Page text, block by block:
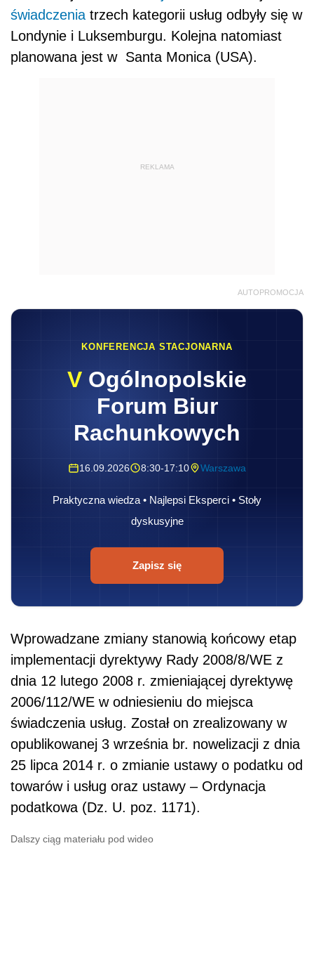
świadczenia trzech kategorii usług odbyły się w
Londynie i Luksemburgu. Kolejna natomiast
planowana jest w Santa Monica (USA).
REKLAMA
AUTOPROMOCJA
KONFERENCJA STACJONARNA
V Ogólnopolskie
Forum Biur
Rachunkowych
16.09.2026 8:30-17:10 Warszawa
Praktyczna wiedza • Najlepsi Eksperci • Stoły
dyskusyjne
Zapisz się
Wprowadzane zmiany stanowią końcowy etap
implementacji dyrektywy Rady 2008/8/WE z
dnia 12 lutego 2008 r. zmieniającej dyrektywę
2006/112/WE w odniesieniu do miejsca
świadczenia usług. Został on zrealizowany w
opublikowanej 3 września br. nowelizacji z dnia
25 lipca 2014 r. o zmianie ustawy o podatku od
towarów i usług oraz ustawy – Ordynacja
podatkowa (Dz. U. poz. 1171).
Dalszy ciąg materiału pod wideo